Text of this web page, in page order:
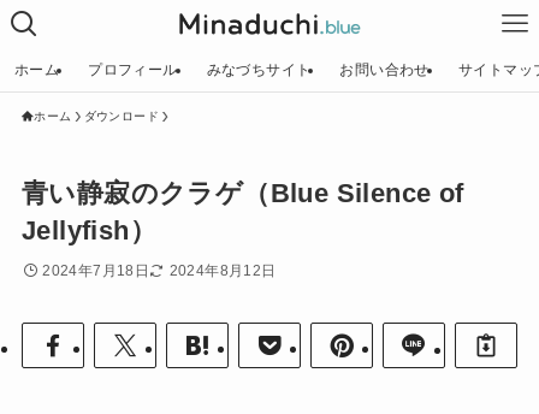
ホーム プロフィール みなづちサイト お問い合わせ サイトマッ
ホーム ダウンロード
青い静寂のクラゲ（Blue Silence of
Jellyfish）
2024年7月18日 2024年8月12日